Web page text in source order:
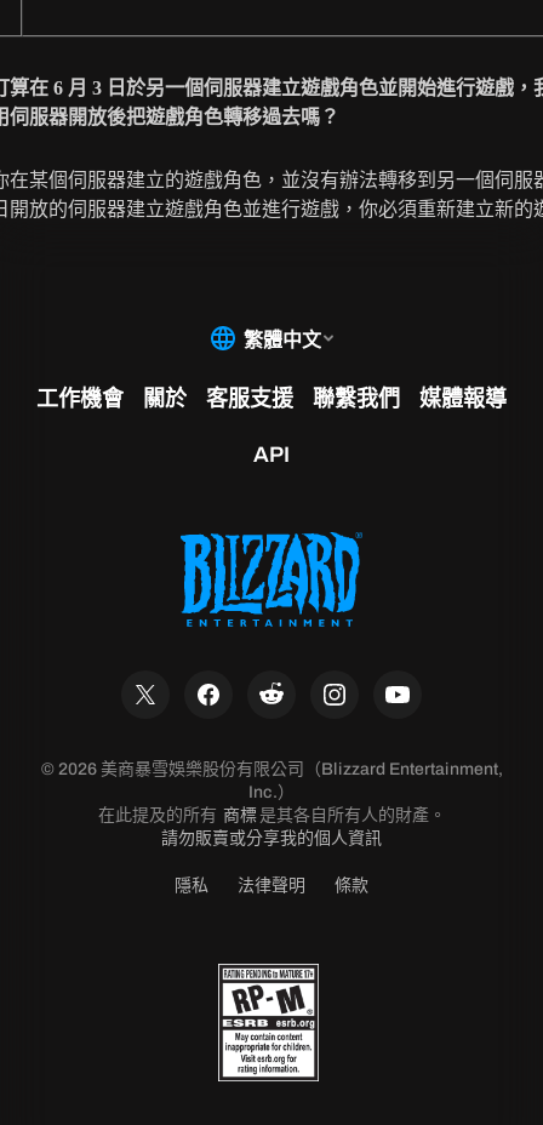
算在 6 月 3 日於另一個伺服器建立遊戲角色並開始進行遊戲，
伺服器開放後把遊戲角色轉移過去嗎？
在某個伺服器建立的遊戲角色，並沒有辦法轉移到另一個伺服
開放的伺服器建立遊戲角色並進行遊戲，你必須重新建立新的